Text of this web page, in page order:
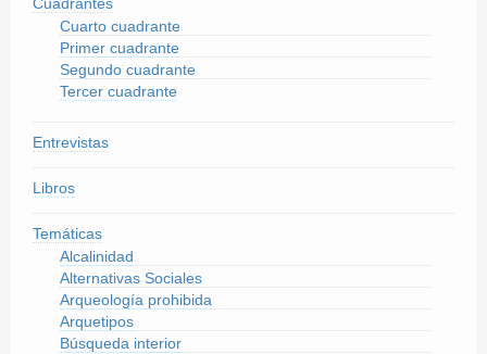
Cuarto cuadrante
Primer cuadrante
Segundo cuadrante
Tercer cuadrante
Entrevistas
Libros
Temáticas
Alcalinidad
Alternativas Sociales
Arqueología prohibida
Arquetipos
Búsqueda interior